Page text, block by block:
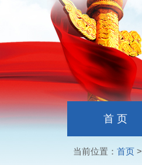
首 页
当前位置： 首页>